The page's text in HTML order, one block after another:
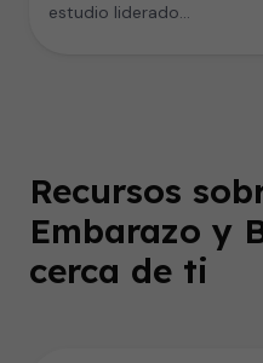
estudio liderado…
Recursos
Embarazo y
cerca de ti